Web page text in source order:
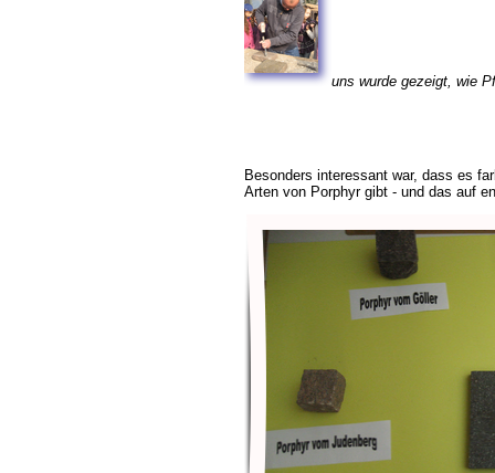
uns wurde gezeigt, wie
Besonders interessant war, dass es
Arten von Porphyr gibt - und das auf